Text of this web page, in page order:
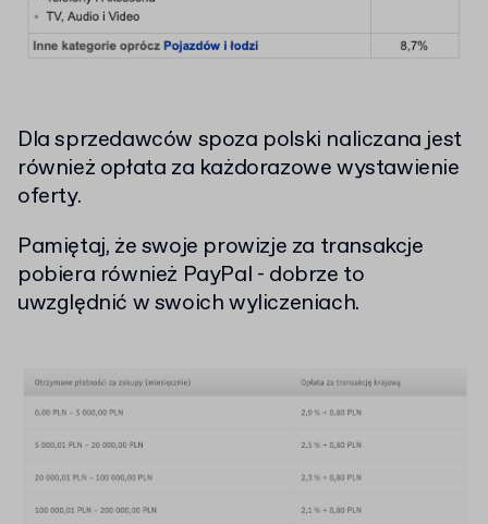
Dla sprzedawców spoza polski naliczana jest
również opłata za każdorazowe wystawienie
oferty.
Pamiętaj, że swoje prowizje za transakcje
pobiera również PayPal - dobrze to
uwzględnić w swoich wyliczeniach.